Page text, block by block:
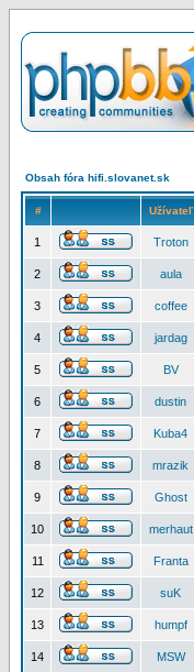
Obsah fóra hifi.slovanet.sk
# Užívateľ
1 Troton
2 aula
3 coffee
4 jardag
5 BV
6 dustin
7 Kuba4
8 mrazik
9 Ghost
10 merhaut
11 Franta
12 suK
13 humpf
14 MSW